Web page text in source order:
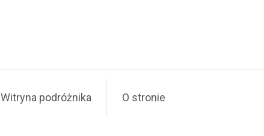
Witryna podróżnika O stronie